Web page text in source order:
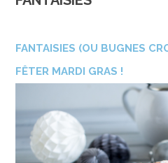
FANTAISIES (OU BUGNES
FÊTER MARDI GRAS !